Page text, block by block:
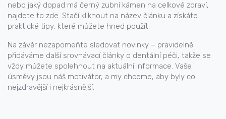
nebo jaký dopad má černý zubní kámen na celkové zdraví,
najdete to zde. Stačí kliknout na název článku a získáte
praktické tipy, které můžete hned použít.
Na závěr nezapomeňte sledovat novinky – pravidelně
přidáváme další srovnávací články o dentální péči, takže se
vždy můžete spolehnout na aktuální informace. Vaše
úsměvy jsou náš motivátor, a my chceme, aby byly co
nejzdravější i nejkrásnější.